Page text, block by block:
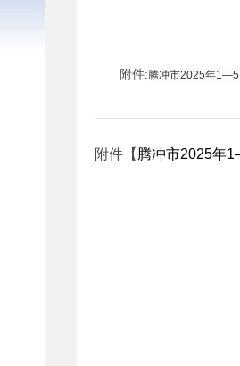
附件:腾冲市2025年1—5
附件【 腾冲市2025年